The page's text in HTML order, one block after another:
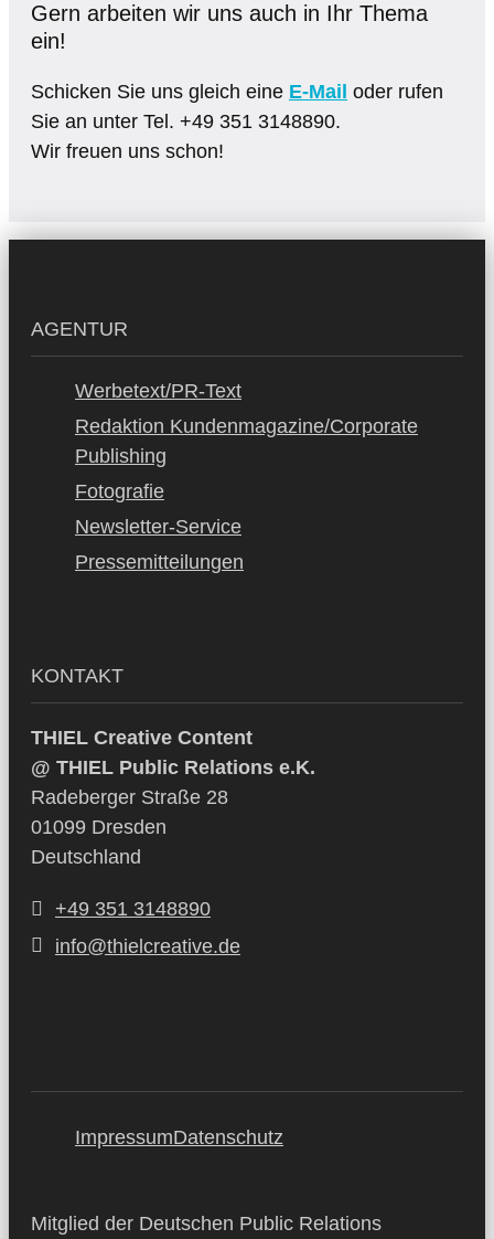
Gern arbeiten wir uns auch in Ihr Thema
ein!
Schicken Sie uns gleich eine E-Mail oder rufen
Sie an unter Tel. +49 351 3148890.
Wir freuen uns schon!
AGENTUR
Werbetext/PR-Text
Redaktion Kundenmagazine/Corporate
Publishing
Fotografie
Newsletter-Service
Pressemitteilungen
KONTAKT
THIEL Creative Content
@ THIEL Public Relations e.K.
Radeberger Straße 28
01099 Dresden
Deutschland
+49 351 3148890
info@thielcreative.de
ImpressumDatenschutz
Mitglied der Deutschen Public Relations